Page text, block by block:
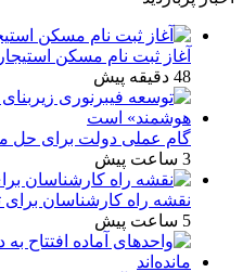
آغاز ثبت‌ نام مسکن
48 دقیقه پیش
گام عملی دولت برای حل
3 ساعت پیش
نقشه راه کارشناسان
5 ساعت پیش